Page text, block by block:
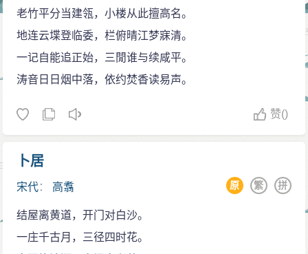
老竹平分当建瓴，小楼从此擅高名。
地连云堞登临委，栏俯晴江梦寐清。
一记自能追正始，三閒谁与续咸平。
涛音日日烟中落，依约焚香读易声。
赞()
卜居
宋代： 高翥 拼
繁
原
结屋离黄道，开门对白沙。
一庄千古月，三径四时花。